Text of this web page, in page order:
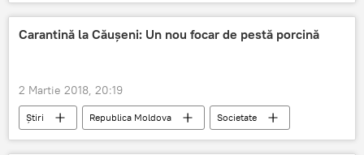
recensământ
Moldova
BNS
oameni
populație
Carantină la Căușeni: Un nou focar de pestă porcină
2 Martie 2018, 20:19
Știri Republica Moldova
Societate
Causeni
ANSA
pesta porcina